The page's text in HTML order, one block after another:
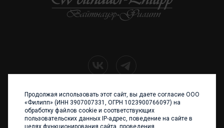
+7 (4012) 960 898
236017 Калининград,
ул. Каштановая аллея, 47
Продолжая использовать этот сайт, вы даете согласие ООО
«Филипп» (ИНН 3907007331, ОГРН 1023900766097) на
обработку файлов cookie и соответствующих
пользовательских данных IP-адрес, поведение на сайте в
целях функционирования сайта, проведения